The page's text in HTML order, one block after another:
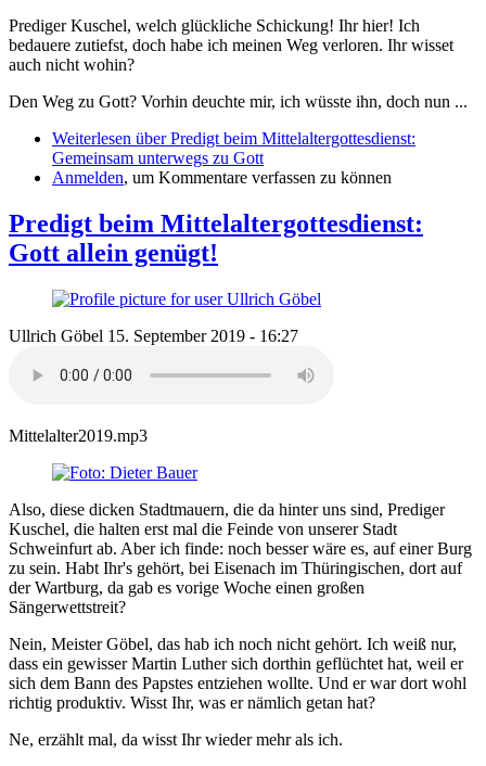
Prediger Kuschel, welch glückliche Schickung! Ihr hier! Ich
bedauere zutiefst, doch habe ich meinen Weg verloren. Ihr wisset
auch nicht wohin?
Den Weg zu Gott? Vorhin deuchte mir, ich wüsste ihn, doch nun ...
Weiterlesen über Predigt beim Mittelaltergottesdienst:
Gemeinsam unterwegs zu Gott
Anmelden, um Kommentare verfassen zu können
Predigt beim Mittelaltergottesdienst:
Gott allein genügt!
Ullrich Göbel 15. September 2019 - 16:27
Mittelalter2019.mp3
Also, diese dicken Stadtmauern, die da hinter uns sind, Prediger
Kuschel, die halten erst mal die Feinde von unserer Stadt
Schweinfurt ab. Aber ich finde: noch besser wäre es, auf einer Burg
zu sein. Habt Ihr's gehört, bei Eisenach im Thüringischen, dort auf
der Wartburg, da gab es vorige Woche einen großen
Sängerwettstreit?
Nein, Meister Göbel, das hab ich noch nicht gehört. Ich weiß nur,
dass ein gewisser Martin Luther sich dorthin geflüchtet hat, weil er
sich dem Bann des Papstes entziehen wollte. Und er war dort wohl
richtig produktiv. Wisst Ihr, was er nämlich getan hat?
Ne, erzählt mal, da wisst Ihr wieder mehr als ich.